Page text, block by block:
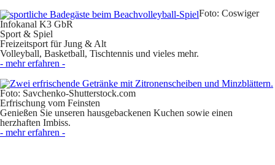
Foto: Coswiger
Infokanal K3 GbR
Sport & Spiel
Freizeitsport für Jung & Alt
Volleyball, Basketball, Tischtennis und vieles mehr.
- mehr erfahren -
Foto: Savchenko-Shutterstock.com
Erfrischung vom Feinsten
Genießen Sie unseren hausgebackenen Kuchen sowie einen
herzhaften Imbiss.
- mehr erfahren -